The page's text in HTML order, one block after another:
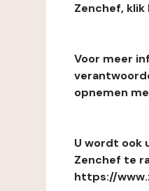
Zenchef, klik
Voor meer
opnemen
U wordt ook
Zenchef te
https://